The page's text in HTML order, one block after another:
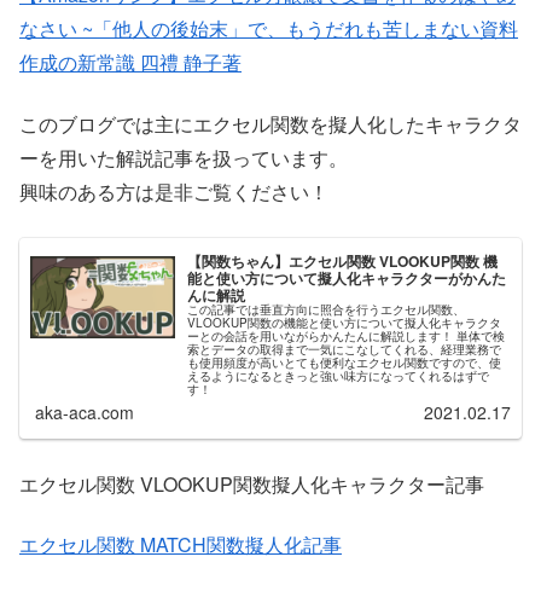
なさい ~「他人の後始末」で、もうだれも苦しまない資料
作成の新常識 四禮 静子著
このブログでは主にエクセル関数を擬人化したキャラクタ
ーを用いた解説記事を扱っています。
興味のある方は是非ご覧ください！
【関数ちゃん】エクセル関数 VLOOKUP関数 機
能と使い方について擬人化キャラクターがかんた
んに解説
この記事では垂直方向に照合を行うエクセル関数、
VLOOKUP関数の機能と使い方について擬人化キャラクタ
ーとの会話を用いながらかんたんに解説します！ 単体で検
索とデータの取得まで一気にこなしてくれる、経理業務で
も使用頻度が高いとても便利なエクセル関数ですので、使
えるようになるときっと強い味方になってくれるはずで
す！
aka-aca.com 2021.02.17
エクセル関数 VLOOKUP関数擬人化キャラクター記事
エクセル関数 MATCH関数擬人化記事